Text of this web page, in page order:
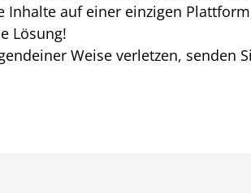
auf einer einzigen
Lösung!
Weise verletzen, senden